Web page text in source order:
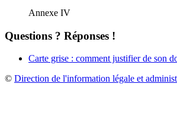
Annexe IV
Questions ? Réponses !
Carte grise : comment justifier de son
© Direction de l'information légale et